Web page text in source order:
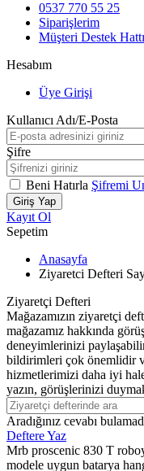
0537 770 55 25
Siparişlerim
Müşteri Destek Hattı
Hesabım
Üye Girişi
Kullanıcı Adı/E-Posta
Şifre
Beni Hatırla Şifremi
Giriş Yap
Kayıt Ol
Sepetim
Anasayfa
Ziyaretci Defteri
Ziyaretçi Defteri
Mağazamızın ziyaretçi
mağazamız hakkında
deneyimlerinizi
bildirimleri çok önemlidir
hizmetlerimizi daha iyi
yazın, görüşlerinizi
Aradığınız cevabı
Deftere Yaz
Mrb proscenic 830 T
modele uygun batarya